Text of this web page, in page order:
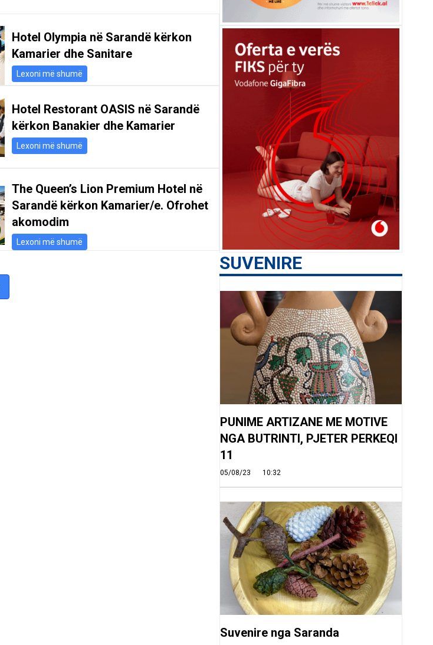
Hotel Olympia në Sarandë kërkon
Kamarier dhe Sanitare
Lexoni më shumë
Hotel Restorant OASIS në Sarandë
kërkon Banakier dhe Kamarier
Lexoni më shumë
The Queen’s Lion Premium Hotel në
Sarandë kërkon Kamarier/e. Ofrohet
akomodim
Lexoni më shumë
SUVENIRE
PUNIME ARTIZANE ME MOTIVE
NGA BUTRINTI, PJETER PERKEQI
11
05/08/23 10:32
Suvenire nga Saranda